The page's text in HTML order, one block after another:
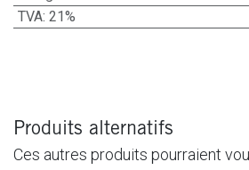
TVA: 21%
Produits alternatifs
Ces autres produits pourraient